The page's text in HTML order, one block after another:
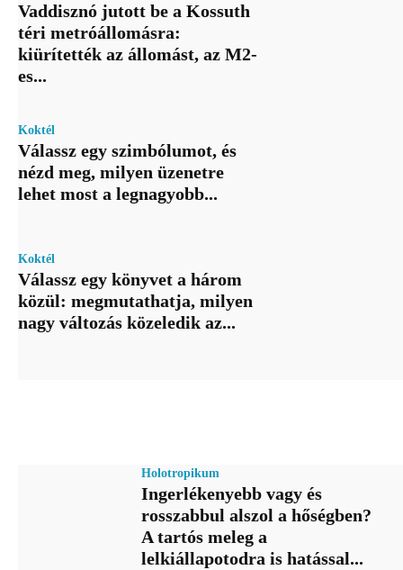
Vaddisznó jutott be a Kossuth
téri metróállomásra:
kiürítették az állomást, az M2-
es...
Koktél
Válassz egy szimbólumot, és
nézd meg, milyen üzenetre
lehet most a legnagyobb...
Koktél
Válassz egy könyvet a három
közül: megmutathatja, milyen
nagy változás közeledik az...
Holotropikum
Ingerlékenyebb vagy és
rosszabbul alszol a hőségben?
A tartós meleg a
lelkiállapotodra is hatással...